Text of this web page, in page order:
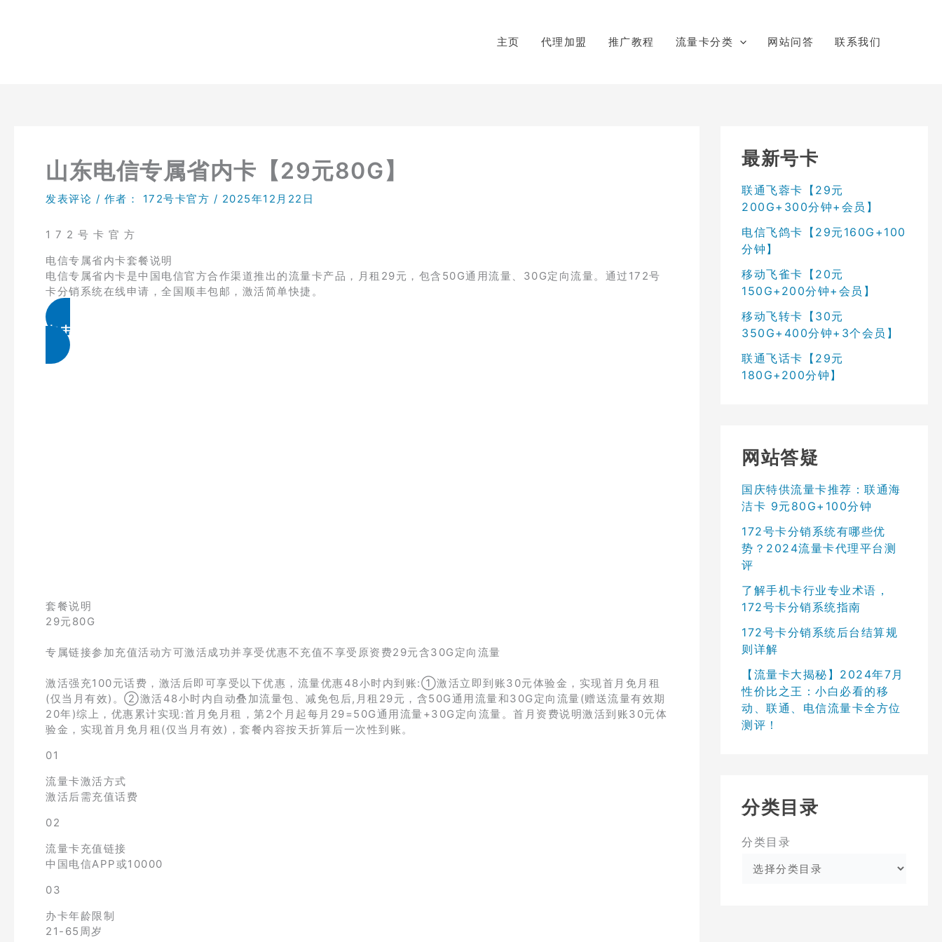
主页 代理加盟 推广教程 流量卡分类 网站问答 联系我们
山东电信专属省内卡【29元80G】
发表评论 / 作者： 172号卡官方 / 2025年12月22日
1 7 2 号 卡 官 方
电信专属省内卡套餐说明
电信专属省内卡是中国电信官方合作渠道推出的流量卡产品，月租29元，包含50G通用流量、30G定向流量。通过172号
卡分销系统在线申请，全国顺丰包邮，激活简单快捷。
点击免费领取
套餐说明
29元80G
专属链接参加充值活动方可激活成功并享受优惠不充值不享受原资费29元含30G定向流量
激活强充100元话费，激活后即可享受以下优惠，流量优惠48小时内到账:①激活立即到账30元体验金，实现首月免月租
(仅当月有效)。②激活48小时内自动叠加流量包、减免包后,月租29元，含50G通用流量和30G定向流量(赠送流量有效期
20年)综上，优惠累计实现:首月免月租，第2个月起每月29=50G通用流量+30G定向流量。首月资费说明激活到账30元体
验金，实现首月免月租(仅当月有效)，套餐内容按天折算后一次性到账。
01
流量卡激活方式
激活后需充值话费
02
流量卡充值链接
中国电信APP或10000
03
办卡年龄限制
21-65周岁
最新号卡
联通飞蓉卡【29元
200G+300分钟+会员】
电信飞鸽卡【29元160G+100
分钟】
移动飞雀卡【20元
150G+200分钟+会员】
移动飞转卡【30元
350G+400分钟+3个会员】
联通飞话卡【29元
180G+200分钟】
网站答疑
国庆特供流量卡推荐：联通海
洁卡 9元80G+100分钟
172号卡分销系统有哪些优
势？2024流量卡代理平台测
评
了解手机卡行业专业术语，
172号卡分销系统指南
172号卡分销系统后台结算规
则详解
【流量卡大揭秘】2024年7月
性价比之王：小白必看的移
动、联通、电信流量卡全方位
测评！
分类目录
分类目录